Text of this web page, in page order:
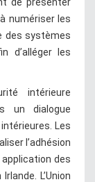
numériser les
des systèmes
d’alléger les
intérieure
un dialogue
Les
l’adhésion
des
L’Union